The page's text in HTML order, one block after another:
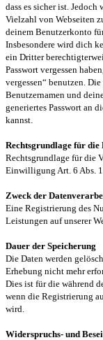
dass es sicher ist.
Vielzahl von Webseiten
deinem Benutzerkonto
Insbesondere wird dich
ein Dritter
Passwort vergessen
vergessen“ benutzen.
Benutzernamen und
generiertes Passwort an
kannst.
Rechtsgrundlage für
Rechtsgrundlage für die
Einwilligung Art. 6 Abs. 1
Zweck der
Eine Registrierung des
Leistungen auf unserer
Dauer der Speicherung
Die Daten werden
Erhebung nicht mehr
Dies ist für die während
wenn die Registrierung
wird.
Widerspruchs- und